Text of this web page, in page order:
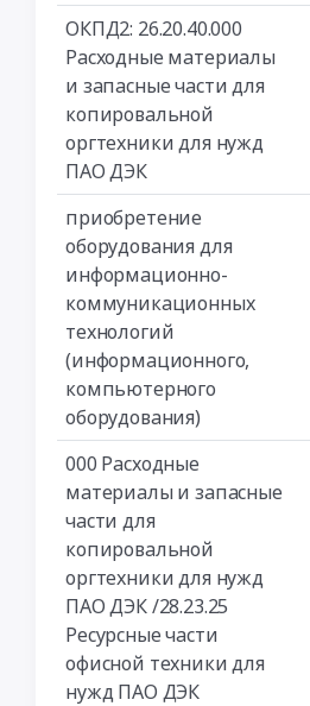
ОКПД2: 26.20.40.000
Расходные материалы
и запасные части для
копировальной
оргтехники для нужд
ПАО ДЭК
приобретение
оборудования для
информационно-
коммуникационных
технологий
(информационного,
компьютерного
оборудования)
000 Расходные
материалы и запасные
части для
копировальной
оргтехники для нужд
ПАО ДЭК /28.23.25
Ресурсные части
офисной техники для
нужд ПАО ДЭК